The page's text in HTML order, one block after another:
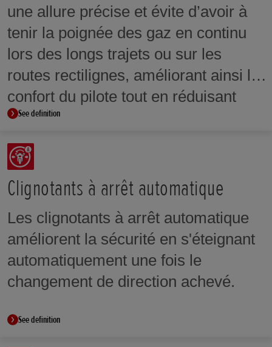
une allure précise et évite d’avoir à
tenir la poignée des gaz en continu
lors des longs trajets ou sur les
routes rectilignes, améliorant ainsi le
confort du pilote tout en réduisant
son état de fatigue.
See definition
Clignotants à arrêt automatique
Les clignotants à arrêt automatique
améliorent la sécurité en s'éteignant
automatiquement une fois le
changement de direction achevé.
See definition